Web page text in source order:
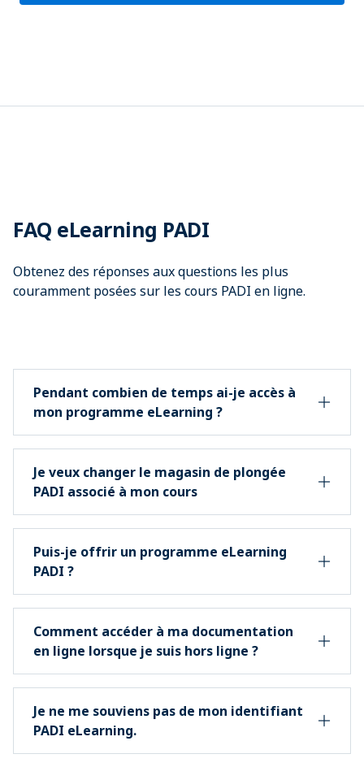
FAQ eLearning PADI
Obtenez des réponses aux questions les plus
couramment posées sur les cours PADI en ligne.
Pendant combien de temps ai-je accès à
mon programme eLearning ?
Je veux changer le magasin de plongée
PADI associé à mon cours
Puis-je offrir un programme eLearning
PADI ?
Comment accéder à ma documentation
en ligne lorsque je suis hors ligne ?
Je ne me souviens pas de mon identifiant
PADI eLearning.